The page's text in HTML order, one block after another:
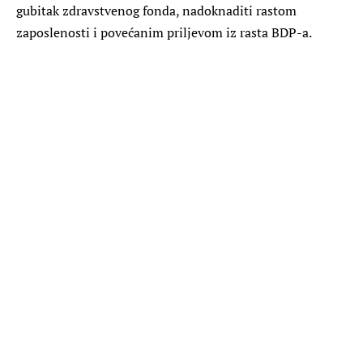
gubitak zdravstvenog fonda, nadoknaditi rastom
zaposlenosti i povećanim priljevom iz rasta BDP-a.